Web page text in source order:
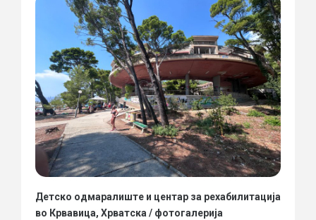
Детско одмаралиште и центар за рехабилитација
во Крвавица, Хрватска / фотогалерија